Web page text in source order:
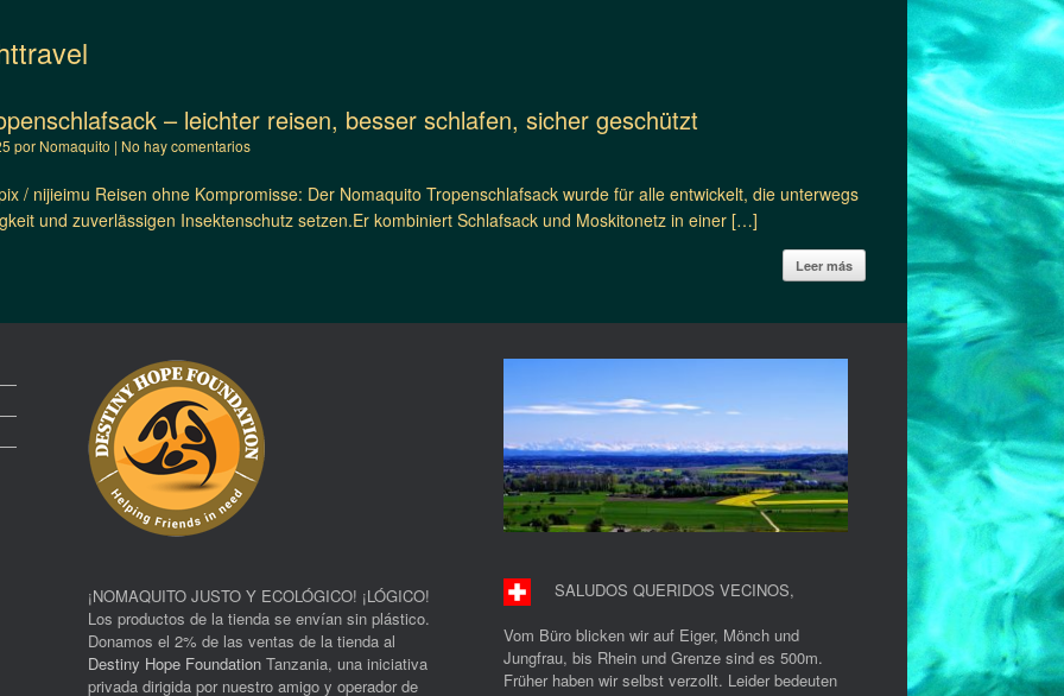
– leichter reisen, besser schlafen, sicher geschützt
por Nomaquito | No hay comentarios
/ nijieimu Reisen ohne Kompromisse: Der Nomaquito Tropenschlafsack wurde für alle entwickelt, die unterwegs
und zuverlässigen Insektenschutz setzen.Er kombiniert Schlafsack und Moskitonetz in einer […]
Leer más
¡NOMAQUITO JUSTO Y ECOLÓGICO! ¡LÓGICO!
Los productos de la tienda se envían sin plástico.
Donamos el 2% de las ventas de la tienda al
Destiny Hope Foundation Tanzania, una iniciativa
privada dirigida por nuestro amigo y operador de
SALUDOS QUERIDOS VECINOS,
Vom Büro blicken wir auf Eiger, Mönch und
Jungfrau, bis Rhein und Grenze sind es 500m.
Früher haben wir selbst verzollt. Leider bedeuten